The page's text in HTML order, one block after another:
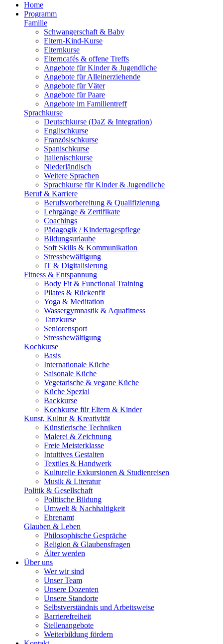
Home
Programm
Familie
Schwangerschaft & Baby
Eltern-Kind-Kurse
Elternkurse
Elterncafés & offene Treffs
Angebote für Kinder & Jugendliche
Angebote für Alleinerziehende
Angebote für Väter
Angebote für Paare
Angebote im Familientreff
Sprachkurse
Deutschkurse (DaZ & Integration)
Englischkurse
Französischkurse
Spanischkurse
Italienischkurse
Niederländisch
Weitere Sprachen
Sprachkurse für Kinder & Jugendliche
Beruf & Karriere
Berufsvorbereitung & Qualifizierung
Lehrgänge & Zertifikate
Coachings
Pädagogik / Kindertagespflege
Bildungsurlaube
Soft Skills & Kommunikation
Stressbewältigung
IT & Digitalisierung
Fitness & Entspannung
Body Fit & Functional Training
Pilates & Rückenfit
Yoga & Meditation
Wassergymnastik & Aquafitness
Tanzkurse
Seniorensport
Stressbewältigung
Kochkurse
Basis
Internationale Küche
Saisonale Küche
Vegetarische & vegane Küche
Küche Spezial
Backkurse
Kochkurse für Eltern & Kinder
Kunst, Kultur & Kreativität
Künstlerische Techniken
Malerei & Zeichnung
Freie Meisterklasse
Intuitives Gestalten
Textiles & Handwerk
Kulturelle Exkursionen & Studienreisen
Musik & Literatur
Politik & Gesellschaft
Politische Bildung
Umwelt & Nachhaltigkeit
Ehrenamt
Glauben & Leben
Philosophische Gespräche
Religion & Glaubensfragen
Älter werden
Über uns
Wer wir sind
Unser Team
Unsere Dozenten
Unsere Standorte
Selbstverständnis und Arbeitsweise
Barrierefreiheit
Stellenangebote
Weiterbildung fördern